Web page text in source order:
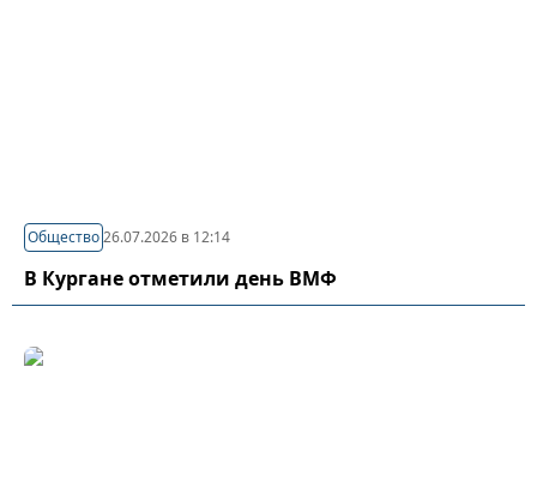
Общество26.07.2026 в 12:14
В Кургане отметили день ВМФ